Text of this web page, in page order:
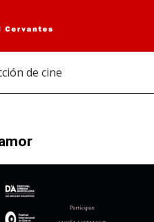
de cine